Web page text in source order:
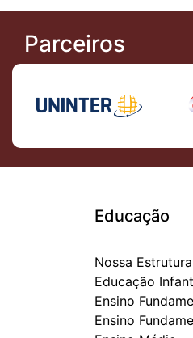
Parceiros
Educação
Nossa Estrutura
Educação
Ensino
Ensino